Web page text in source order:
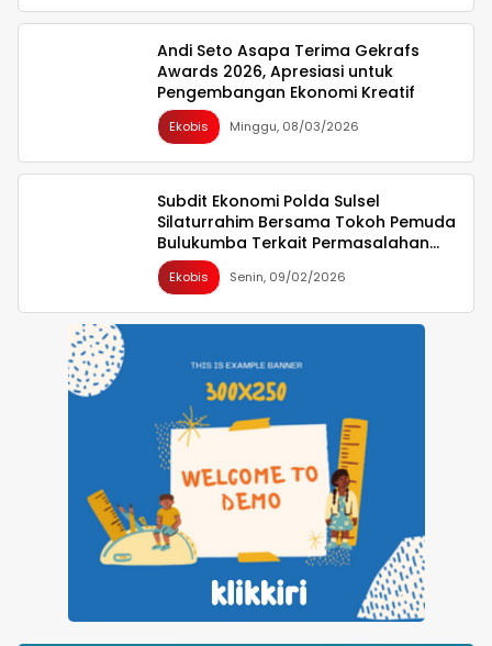
Andi Seto Asapa Terima Gekrafs
Awards 2026, Apresiasi untuk
Pengembangan Ekonomi Kreatif
Ekobis Minggu, 08/03/2026
Subdit Ekonomi Polda Sulsel
Silaturrahim Bersama Tokoh Pemuda
Bulukumba Terkait Permasalahan
Pembangunan YON TP
Ekobis Senin, 09/02/2026